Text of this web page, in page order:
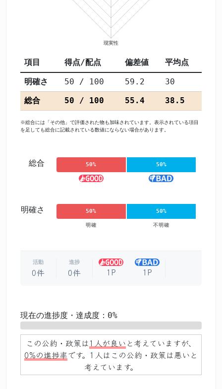
項目 得点/配点 偏差値 平均点
明確さ 50 / 100 59.2
30
総合
50 / 100 55.4 38.5
※総合には「その他」で評価された物も加味されています。表示されている項目
を足しても総合に記載されている数値にならない場合があります。
総合 50% 50%
明確さ 50%
明確
50%
不明確
活動
0件
進捗
0件 1P 1P
現在の進捗度・達成度：0%
この公約・政策は1人が良い と考えていますが、
0%の進捗率です。1人はこの公約・政策は悪いと
考えています。